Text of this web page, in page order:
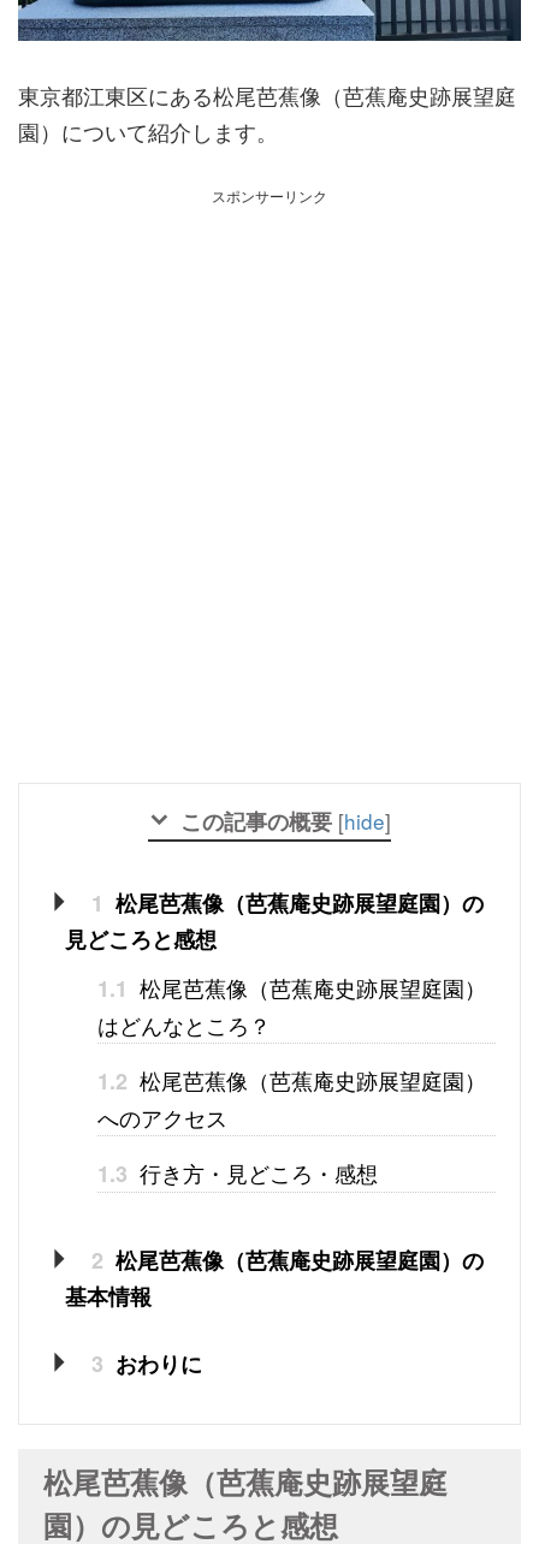
東京都江東区にある松尾芭蕉像（芭蕉庵史跡展望庭
園）について紹介します。
スポンサーリンク
この記事の概要 [hide]
1 松尾芭蕉像（芭蕉庵史跡展望庭園）の
見どころと感想
1.1 松尾芭蕉像（芭蕉庵史跡展望庭園）
はどんなところ？
1.2 松尾芭蕉像（芭蕉庵史跡展望庭園）
へのアクセス
1.3 行き方・見どころ・感想
2 松尾芭蕉像（芭蕉庵史跡展望庭園）の
基本情報
3 おわりに
松尾芭蕉像（芭蕉庵史跡展望庭
園）の見どころと感想